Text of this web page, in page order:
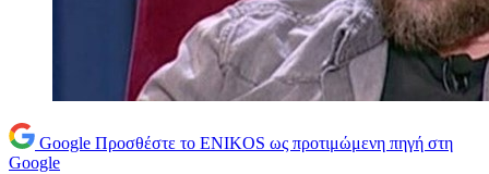
Google Προσθέστε το ENIKOS ως προτιμώμενη πηγή στη
Google